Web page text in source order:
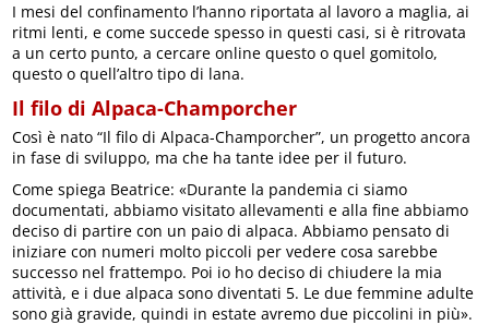
I mesi del confinamento l’hanno riportata al lavoro a maglia, ai
ritmi lenti, e come succede spesso in questi casi, si è ritrovata
a un certo punto, a cercare online questo o quel gomitolo,
questo o quell’altro tipo di lana.
Il filo di Alpaca-Champorcher
Così è nato “Il filo di Alpaca-Champorcher”, un progetto ancora
in fase di sviluppo, ma che ha tante idee per il futuro.
Come spiega Beatrice: «Durante la pandemia ci siamo
documentati, abbiamo visitato allevamenti e alla fine abbiamo
deciso di partire con un paio di alpaca. Abbiamo pensato di
iniziare con numeri molto piccoli per vedere cosa sarebbe
successo nel frattempo. Poi io ho deciso di chiudere la mia
attività, e i due alpaca sono diventati 5. Le due femmine adulte
sono già gravide, quindi in estate avremo due piccolini in più».